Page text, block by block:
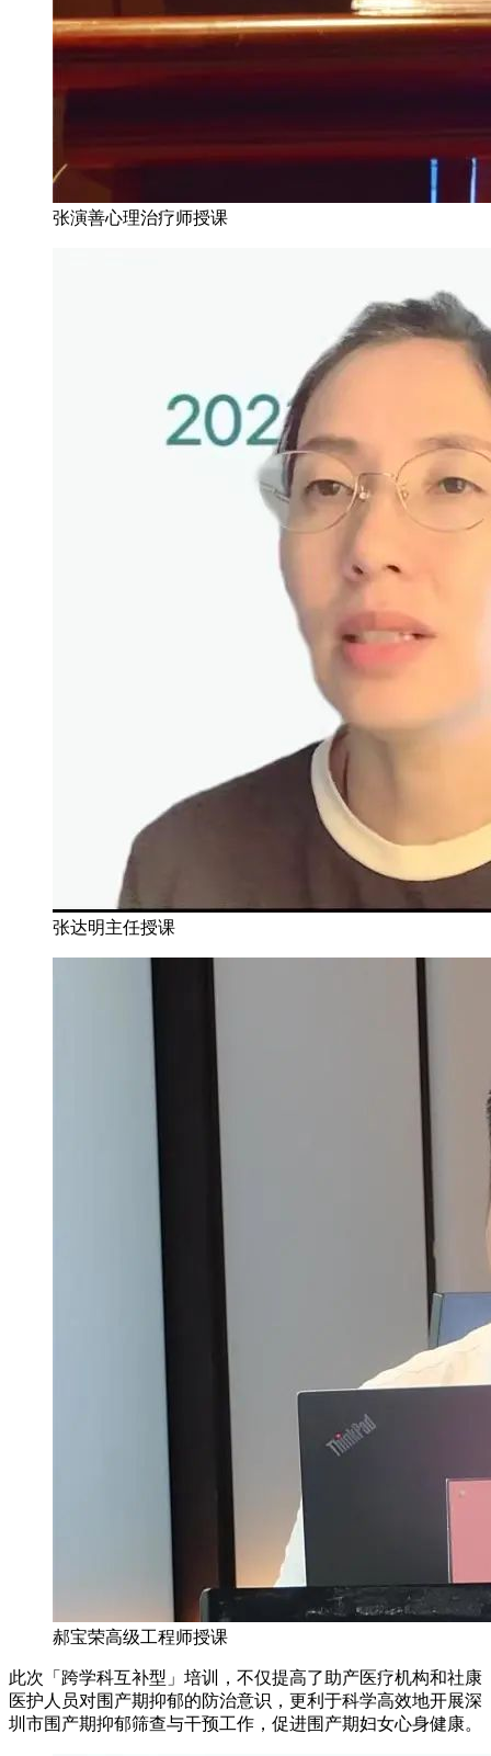
张演善心理治疗师授课
张达明主任授课
郝宝荣高级工程师授课
此次「跨学科互补型」培训，不仅提高了助产医疗机构和社康
医护人员对围产期抑郁的防治意识，更利于科学高效地开展深
圳市围产期抑郁筛查与干预工作，促进围产期妇女心身健康。